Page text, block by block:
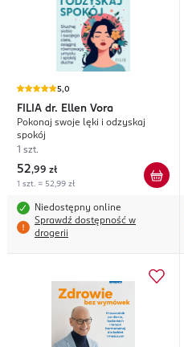
5,0
FILIA dr. Ellen Vora
Pokonaj swoje lęki i odzyskaj
spokój
1 szt.
52,99 zł
1 szt. = 52,99 zł
Niedostępny online
Sprawdź dostępność w
drogerii